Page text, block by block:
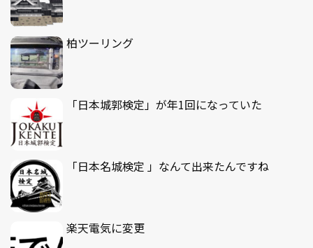
柏ツーリング
「日本城郭検定」が年1回になっていた
「日本名城検定 」なんて出来たんですね
楽天電気に変更